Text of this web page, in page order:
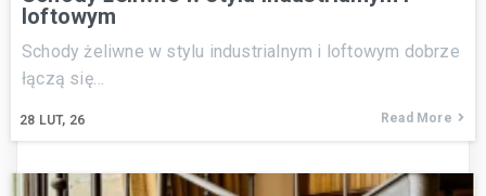
loftowym
28 LUT, 26
Schody żeliwne w stylu industrialnym i loftowym dobrze
łączą się…
Read More